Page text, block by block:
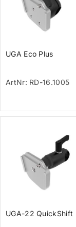
UGA Eco Plus
ArtNr: RD-16.1005
UGA-22 QuickShift